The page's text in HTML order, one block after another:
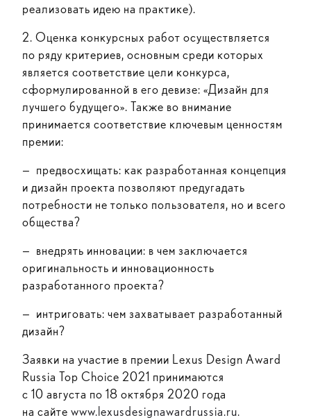
реализовать идею на практике).
2. Оценка конкурсных работ осуществляется
по ряду критериев, основным среди которых
является соответствие цели конкурса,
сформулированной в его девизе: «Дизайн для
лучшего будущего». Также во внимание
принимается соответствие ключевым ценностям
премии:
— предвосхищать: как разработанная концепция
и дизайн проекта позволяют предугадать
потребности не только пользователя, но и всего
общества?
— внедрять инновации: в чем заключается
оригинальность и инновационность
разработанного проекта?
— интриговать: чем захватывает разработанный
дизайн?
Заявки на участие в премии Lexus Design Award
Russia Top Choice 2021 принимаются
с 10 августа по 18 октября 2020 года
на сайте www.lexusdesignawardrussia.ru.